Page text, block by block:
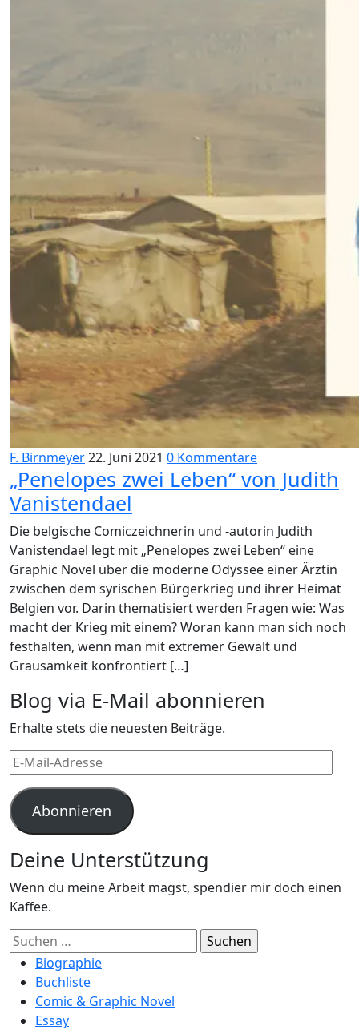
F. Birnmeyer22. Juni 2021 0 Kommentare
„Penelopes zwei Leben“ von Judith
Vanistendael
Die belgische Comiczeichnerin und -autorin Judith
Vanistendael legt mit „Penelopes zwei Leben“ eine
Graphic Novel über die moderne Odyssee einer Ärztin
zwischen dem syrischen Bürgerkrieg und ihrer Heimat
Belgien vor. Darin thematisiert werden Fragen wie: Was
macht der Krieg mit einem? Woran kann man sich noch
festhalten, wenn man mit extremer Gewalt und
Grausamkeit konfrontiert […]
Blog via E-Mail abonnieren
Erhalte stets die neuesten Beiträge.
E-
Mail-
Adresse
Abonnieren
Deine Unterstützung
Wenn du meine Arbeit magst, spendier mir doch einen
Kaffee.
Suchen
nach:Biographie
Buchliste
Comic & Graphic Novel
Essay